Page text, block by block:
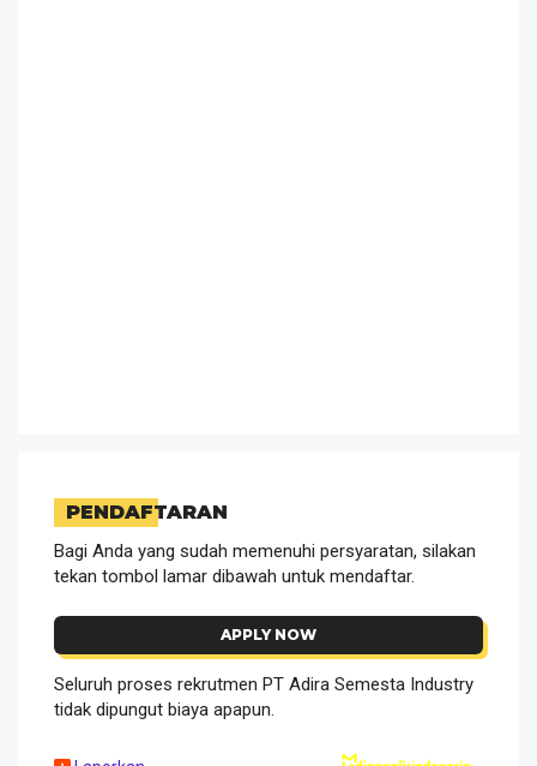
PENDAFTARAN
Bagi Anda yang sudah memenuhi persyaratan, silakan
tekan tombol lamar dibawah untuk mendaftar.
APPLY NOW
Seluruh proses rekrutmen PT Adira Semesta Industry
tidak dipungut biaya apapun.